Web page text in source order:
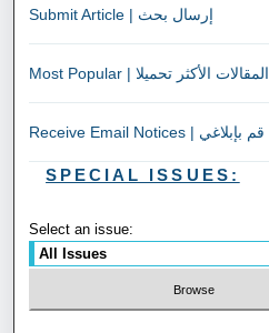
Submit Article | إرسال بحث
Most Popular | المقالات الأكثر تحميلا
Receive Email Notices | قم بإبلاغي
SPECIAL ISSUES:
Select an issue: